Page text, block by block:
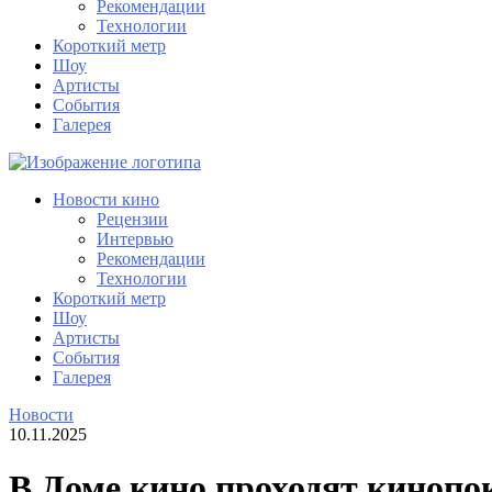
Рекомендации
Технологии
Короткий метр
Шоу
Артисты
События
Галерея
Новости кино
Рецензии
Интервью
Рекомендации
Технологии
Короткий метр
Шоу
Артисты
События
Галерея
Новости
10.11.2025